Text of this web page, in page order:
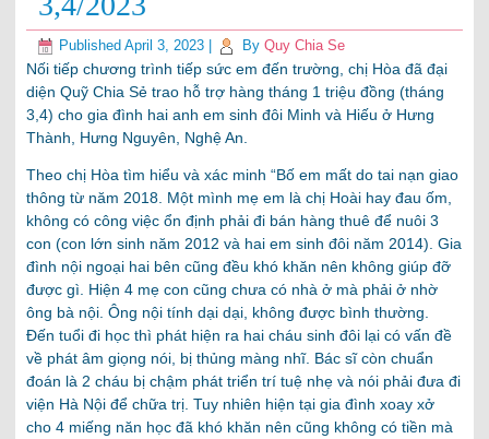
Published April 3, 2023 By Quy Chia Se
Nối tiếp chương trình tiếp sức em đến trường, chị Hòa đã đại
diện Quỹ Chia Sẻ trao hỗ trợ hàng tháng 1 triệu đồng (tháng
3,4) cho gia đình hai anh em sinh đôi Minh và Hiếu ở Hưng
Thành, Hưng Nguyên, Nghệ An.
Theo chị Hòa tìm hiểu và xác minh “Bố em mất do tai nạn giao
thông từ năm 2018. Một mình mẹ em là chị Hoài hay đau ốm,
không có công việc ổn định phải đi bán hàng thuê để nuôi 3
con (con lớn sinh năm 2012 và hai em sinh đôi năm 2014). Gia
đình nội ngoại hai bên cũng đều khó khăn nên không giúp đỡ
được gì. Hiện 4 mẹ con cũng chưa có nhà ở mà phải ở nhờ
ông bà nội. Ông nội tính dại dại, không được bình thường.
Đến tuổi đi học thì phát hiện ra hai cháu sinh đôi lại có vấn đề
về phát âm giọng nói, bị thủng màng nhĩ. Bác sĩ còn chuẩn
đoán là 2 cháu bị chậm phát triển trí tuệ nhẹ và nói phải đưa đi
viện Hà Nội để chữa trị. Tuy nhiên hiện tại gia đình xoay xở
cho 4 miếng năn học đã khó khăn nên cũng không có tiền mà